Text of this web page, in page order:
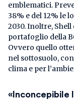
emblematici.
38% e del 12% le
2030. Inoltre,
portafoglio della
Ovvero quello
nel sottosuolo,
clima e per
«Inconcepibile